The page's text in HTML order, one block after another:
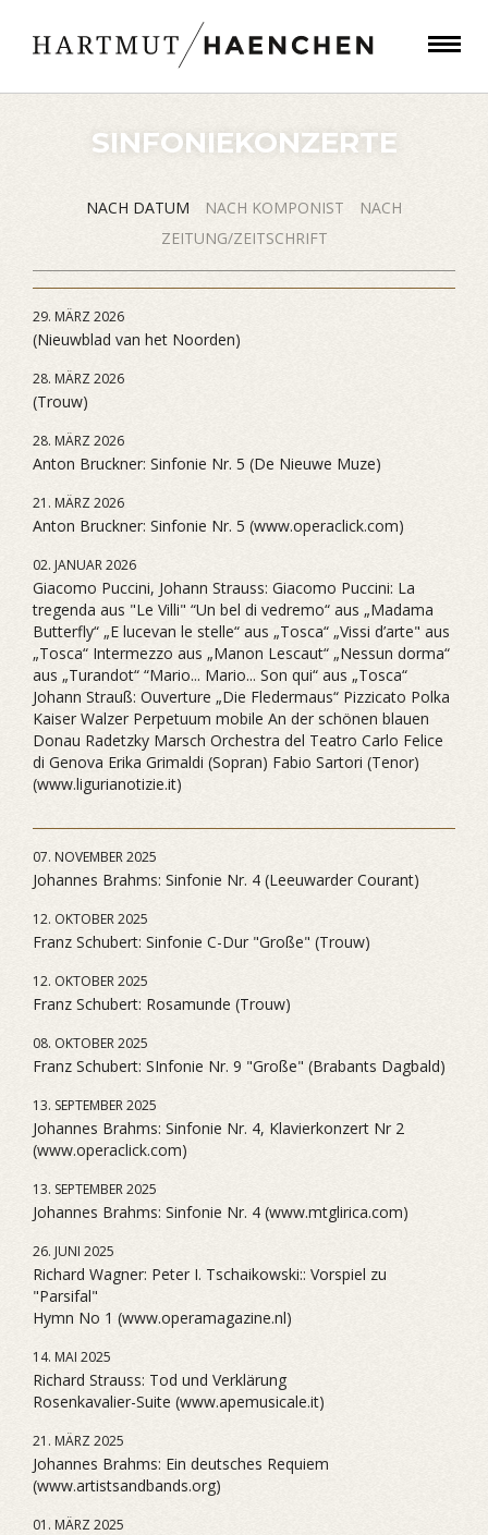
SINFONIEKONZERTE
NACH DATUM NACH KOMPONIST
NACH
ZEITUNG/ZEITSCHRIFT
29. MÄRZ 2026
(Nieuwblad van het Noorden)
28. MÄRZ 2026
(Trouw)
28. MÄRZ 2026
Anton Bruckner: Sinfonie Nr. 5 (De Nieuwe Muze)
21. MÄRZ 2026
Anton Bruckner: Sinfonie Nr. 5 (www.operaclick.com)
02. JANUAR 2026
Giacomo Puccini, Johann Strauss: Giacomo Puccini: La
tregenda aus "Le Villi" “Un bel di vedremo“ aus „Madama
Butterfly“ „E lucevan le stelle“ aus „Tosca“ „Vissi d’arte" aus
„Tosca“ Intermezzo aus „Manon Lescaut“ „Nessun dorma“
aus „Turandot“ “Mario... Mario... Son qui“ aus „Tosca“
Johann Strauß: Ouverture „Die Fledermaus“ Pizzicato Polka
Kaiser Walzer Perpetuum mobile An der schönen blauen
Donau Radetzky Marsch Orchestra del Teatro Carlo Felice
di Genova Erika Grimaldi (Sopran) Fabio Sartori (Tenor)
(www.ligurianotizie.it)
07. NOVEMBER 2025
Johannes Brahms: Sinfonie Nr. 4 (Leeuwarder Courant)
12. OKTOBER 2025
Franz Schubert: Sinfonie C-Dur "Große" (Trouw)
12. OKTOBER 2025
Franz Schubert: Rosamunde (Trouw)
08. OKTOBER 2025
Franz Schubert: SInfonie Nr. 9 "Große" (Brabants Dagbald)
13. SEPTEMBER 2025
Johannes Brahms: Sinfonie Nr. 4, Klavierkonzert Nr 2
(www.operaclick.com)
13. SEPTEMBER 2025
Johannes Brahms: Sinfonie Nr. 4 (www.mtglirica.com)
26. JUNI 2025
Richard Wagner: Peter I. Tschaikowski:: Vorspiel zu
"Parsifal"
Hymn No 1 (www.operamagazine.nl)
14. MAI 2025
Richard Strauss: Tod und Verklärung
Rosenkavalier-Suite (www.apemusicale.it)
21. MÄRZ 2025
Johannes Brahms: Ein deutsches Requiem
(www.artistsandbands.org)
01. MÄRZ 2025